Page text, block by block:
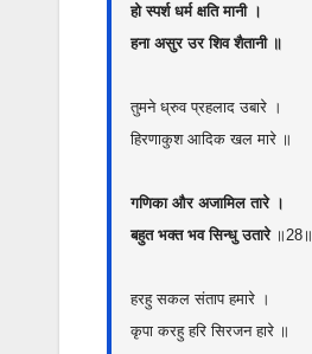
हो स्पर्श धर्म क्षति मानी ।
हना असुर उर शिव शैतानी ॥
तुमने ध्रुव प्रहलाद उबारे ।
हिरणाकुश आदिक खल मारे ॥
गणिका और अजामिल तारे ।
बहुत भक्त भव सिन्धु उतारे॥28॥
हरहु सकल संताप हमारे ।
कृपा करहु हरि सिरजन हारे ॥